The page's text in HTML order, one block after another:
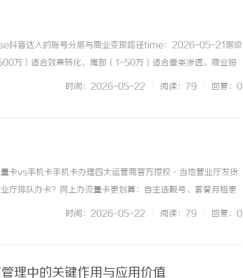
音达人的账号分层与商业变现路径time：2026-05-21层级
万）适合效果转化，尾部（1-50万）适合垂类渗透。商业报
元，参考星图基准价。流量稳定性：头部流...抖音... ...……
时间：2026-05-22 阅读：79 回复：0
卡vs手机卡手机卡办理四大运营商官方授权·当地营业厅发货
排队办卡？网上办流量卡更划算：自主选靓号、套餐月租更
营商，全程线上办理，当地营业厅配送到家。查看套餐推荐4大
时间：2026-05-22 阅读：79 回复：0
理中的关键作用与应用价值